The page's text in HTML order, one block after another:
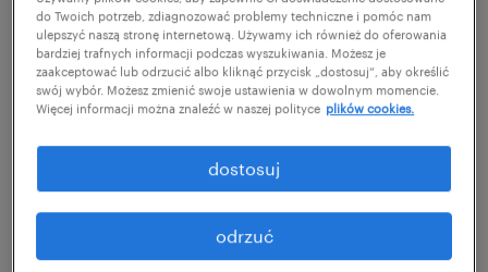
poznać najważniejsze informacje na ten
temat, by wiedzieć, jakie są obowiązkowe i
dobrowolne potrącenia z wynagrodzenia
przewidziane przez przepisy prawa.
jakie są obowiązkowe potrącenia z
wynagrodzenia?
Wiele osób zastanawia się, czy pracodawca
do Twoich potrzeb, zdiagnozować problemy techniczne i pomóc nam
ulepszyć naszą stronę internetową. Używamy ich również do oferowania
bardziej trafnych informacji podczas wyszukiwania. Możesz je
zaakceptować lub odrzucić albo kliknąć przycisk „dostosuj”, aby określić
swój wybór. Możesz zmienić swoje ustawienia w dowolnym momencie.
Więcej informacji można znaleźć w naszej polityce plików cookies.
odrzuć
dostosuj